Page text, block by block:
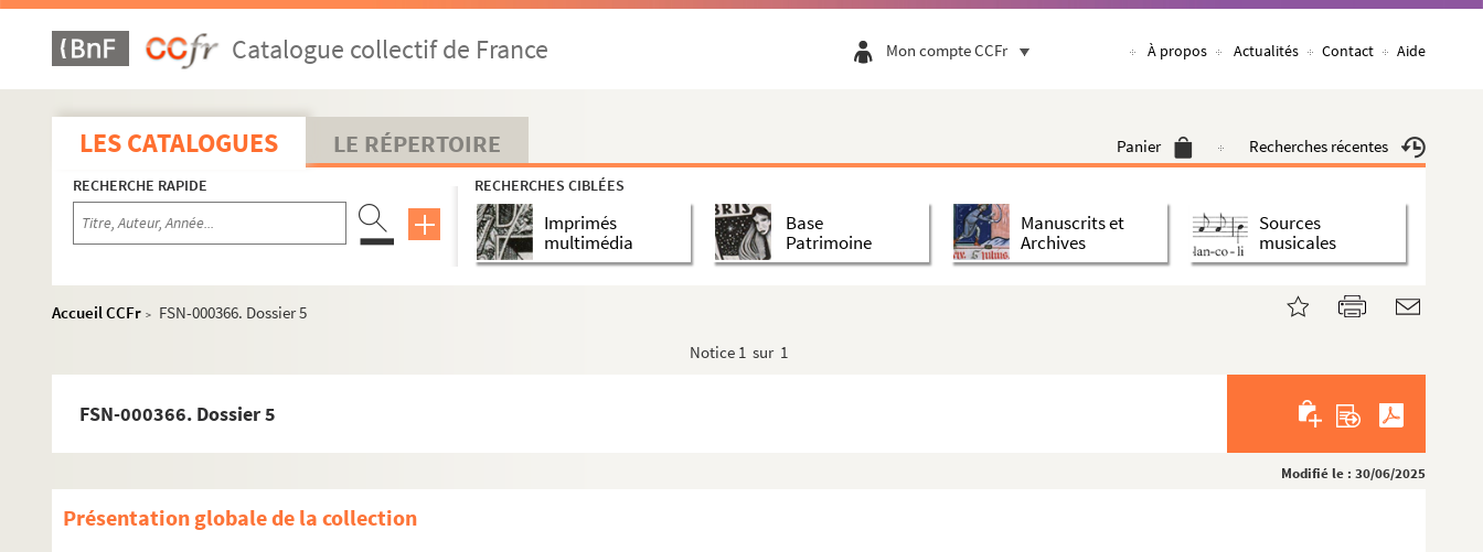
Catalogue collectif de France Mon compte CCFr À propos Actualités Contact Aide
LES CATALOGUES LE RÉPERTOIRE Panier Recherches récentes
RECHERCHE RAPIDE RECHERCHES CIBLÉES
Imprimés
multimédia
Base
Patrimoine
Manuscrits et
Archives
Sources
musicales
Accueil CCFr >
FSN-000366. Dossier 5
Notice 1 sur 1
FSN-000366. Dossier 5
Modifié le : 30/06/2025
Présentation globale de la collection
Dautriche, Maurice
Day, Claude
Dedanne, Jacques
Dejean, Colette
Delaprée, Catherine
Depoix, Virgile